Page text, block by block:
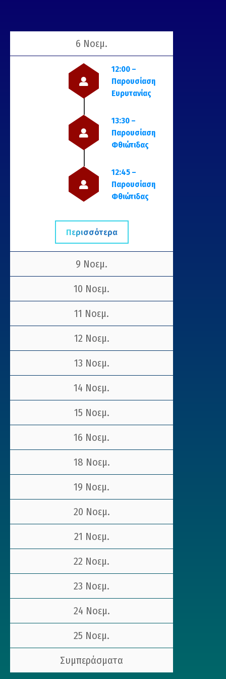
6 Νοεμ.
12:00 –
Παρουσίαση
Ευρυτανίας
13:30 –
Παρουσίαση
Φθιώτιδας
12:45 –
Παρουσίαση
Φθιώτιδας
Περισσότερα
9 Νοεμ.
10 Νοεμ.
11 Νοεμ.
12 Νοεμ.
13 Νοεμ.
14 Νοεμ.
15 Νοεμ.
16 Νοεμ.
18 Νοεμ.
19 Νοεμ.
20 Νοεμ.
21 Νοεμ.
22 Νοεμ.
23 Νοεμ.
24 Νοεμ.
25 Νοεμ.
Συμπεράσματα